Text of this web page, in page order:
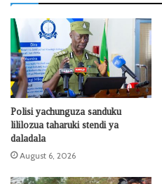
Polisi yachunguza sanduku
lililozua taharuki stendi ya
daladala
August 6, 2026